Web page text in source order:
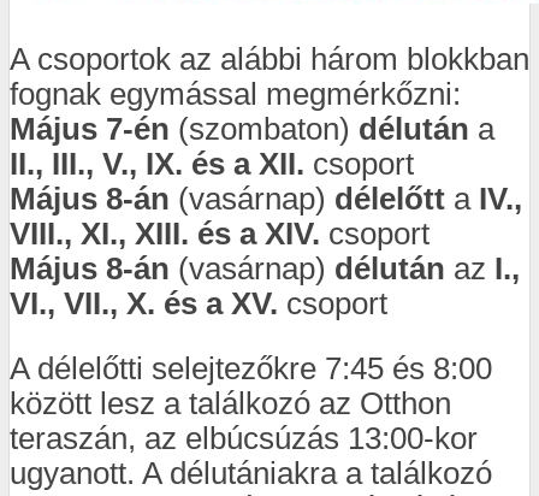
A csoportok az alábbi három blokkban
fognak egymással megmérkőzni:
Május 7-én (szombaton) délután a
II., III., V., IX. és a XII. csoport
Május 8-án (vasárnap) délelőtt a IV.,
VIII., XI., XIII. és a XIV. csoport
Május 8-án (vasárnap) délután az I.,
VI., VII., X. és a XV. csoport
A délelőtti selejtezőkre 7:45 és 8:00
között lesz a találkozó az Otthon
teraszán, az elbúcsúzás 13:00-kor
ugyanott. A délutániakra a találkozó